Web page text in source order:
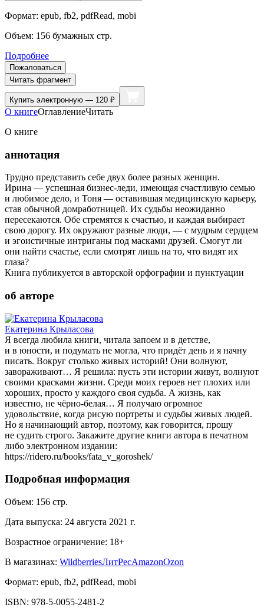
Формат: epub, fb2, pdfRead, mobi
Объем: 156 бумажных стр.
Подробнее
Пожаловаться
Читать фрагмент
Купить электронную — 120 ₽
О книгеОглавлениеЧитать
О книге
аннотация
Трудно представить себе двух более разных женщин.
Ирина — успешная бизнес-леди, имеющая счастливую семью
и любимое дело, и Тоня — оставившая медицинскую карьеру,
став обычной домработницей. Их судьбы неожиданно
пересекаются. Обе стремятся к счастью, и каждая выбирает
свою дорогу. Их окружают разные люди, — с мудрым сердцем
и эгоистичные интриганы под масками друзей. Смогут ли
они найти счастье, если смотрят лишь на то, что видят их
глаза?
Книга публикуется в авторской орфографии и пунктуации
об авторе
Екатерина Крыласова
Я всегда любила книги, читала запоем и в детстве,
и в юности, и подумать не могла, что придёт день и я начну
писать. Вокруг столько живых историй! Они волнуют,
завораживают… Я решила: пусть эти истории живут, волнуют
своими красками жизни. Среди моих героев нет плохих или
хороших, просто у каждого своя судьба. А жизнь, как
известно, не чёрно-белая… Я получаю огромное
удовольствие, когда рисую портреты и судьбы живых людей.
Но я начинающий автор, поэтому, как говорится, прошу
не судить строго. Закажите другие книги автора в печатном
либо электронном издании:
https://ridero.ru/books/fata_v_goroshek/
Подробная информация
Объем: 156 стр.
Дата выпуска: 24 августа 2021 г.
Возрастное ограничение: 18+
В магазинах: WildberriesЛитРесAmazonOzon
Формат: epub, fb2, pdfRead, mobi
ISBN: 978-5-0055-2481-2